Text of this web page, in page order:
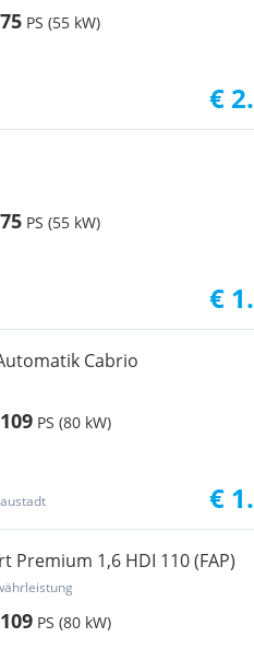
75 PS (55 kW)
€
75 PS (55 kW)
€
Cabrio
109 PS (80 kW)
€
Premium 1,6 HDI 110 (FAP)
109 PS (80 kW)